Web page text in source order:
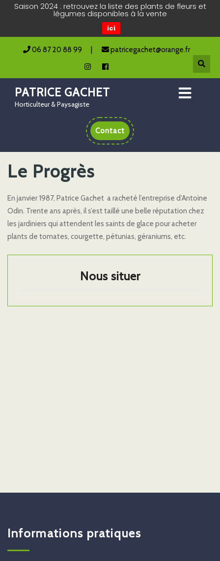
Saison 2024 : retrouvez la liste des plants de fleurs et
légumes disponibles à la vente
ici
06 87 20 88 99 patricegachet@orange.fr
PATRICE GACHET
Horticulteur & Paysagiste
Contact
Le Progrès
En janvier 1987, Patrice Gachet a racheté l’entreprise d’Antoine
Odin. Trente ans après, il s’est taillé une belle réputation chez
les jardiniers qui attendent les saints de glace pour acheter
plants de tomates, courgette, pétunias, géraniums, etc.
Nous situer
Informations pratiques